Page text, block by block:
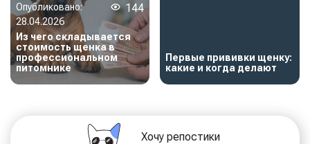
Опубликовано:
28.04.2026
144
Из чего складывается
стоимость щенка в
профессиональном
питомнике
Первые прививки щенку:
какие и когда делают
Хочу репостики